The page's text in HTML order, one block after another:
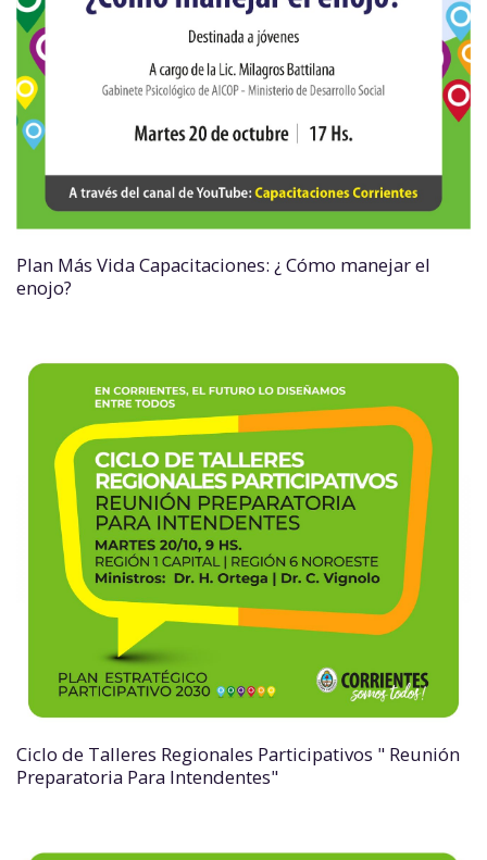
Plan Más Vida Capacitaciones: ¿ Cómo manejar el
enojo?
Ciclo de Talleres Regionales Participativos " Reunión
Preparatoria Para Intendentes"